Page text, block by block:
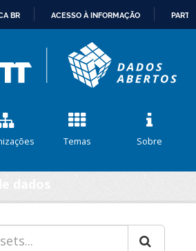
CONTEÚDO
BR ACESSO À INFORMAÇÃO
Temas Sobre